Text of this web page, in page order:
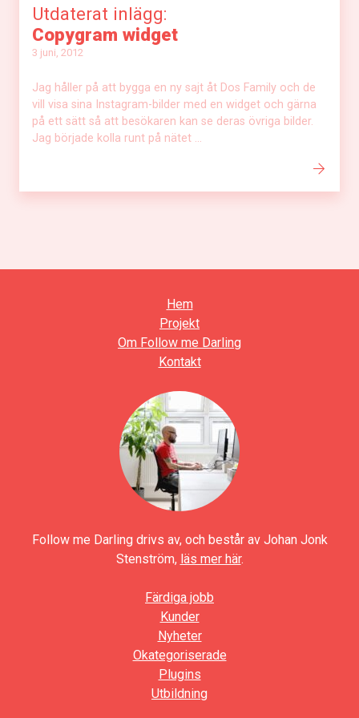
Utdaterat inlägg:
Copygram widget
3 juni, 2012
Jag håller på att bygga en ny sajt åt Dos Family och de
vill visa sina Instagram-bilder med en widget och gärna
på ett sätt så att besökaren kan se deras övriga bilder.
Jag började kolla runt på nätet ...
Hem
Projekt
Om Follow me Darling
Kontakt
Follow me Darling drivs av, och består av Johan Jonk
Stenström, läs mer här.
Färdiga jobb
Kunder
Nyheter
Okategoriserade
Plugins
Utbildning